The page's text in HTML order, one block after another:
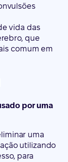
vida das
que
comum em
por uma
uma
utilizando
para